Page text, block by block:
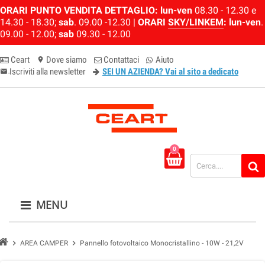
ORARI PUNTO VENDITA DETTAGLIO: lun-ven 08.30 - 12.30 e
14.30 - 18.30; sab. 09.00 -12.30 | ORARI SKY/LINKEM: lun-ven.
09.00 - 12.00; sab 09.30 - 12.00
Ceart location_on Dove siamo Contattaci Aiuto
email-newsletter
Iscriviti alla newsletter SEI UN AZIENDA? Vai al sito a dedicato
0
MENU
chevron_right AREA CAMPER chevron_right Pannello fotovoltaico Monocristallino - 10W - 21,2V